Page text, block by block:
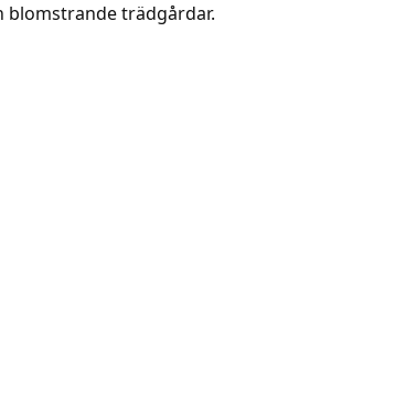
blomstrande trädgårdar.